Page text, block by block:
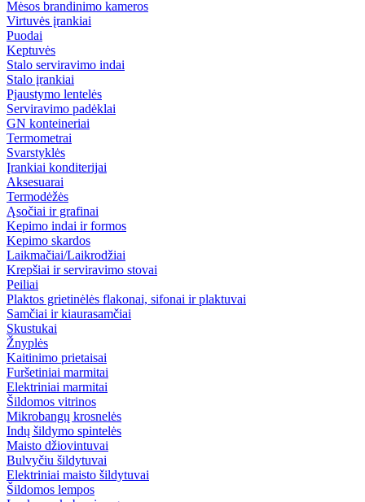
Mėsos brandinimo kameros
Virtuvės įrankiai
Puodai
Keptuvės
Stalo serviravimo indai
Stalo įrankiai
Pjaustymo lentelės
Serviravimo padėklai
GN konteineriai
Termometrai
Svarstyklės
Įrankiai konditerijai
Aksesuarai
Termodėžės
Ąsočiai ir grafinai
Kepimo indai ir formos
Kepimo skardos
Laikmačiai/Laikrodžiai
Krepšiai ir serviravimo stovai
Peiliai
Plaktos grietinėlės flakonai, sifonai ir plaktuvai
Samčiai ir kiaurasamčiai
Skustukai
Žnyplės
Kaitinimo prietaisai
Furšetiniai marmitai
Elektriniai marmitai
Šildomos vitrinos
Mikrobangų krosnelės
Indų šildymo spintelės
Maisto džiovintuvai
Bulvyčiu šildytuvai
Elektriniai maisto šildytuvai
Šildomos lempos